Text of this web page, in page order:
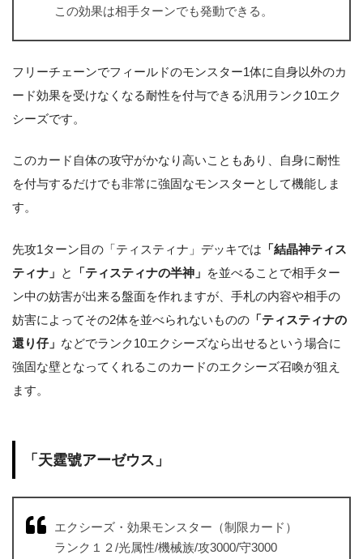
この効果は相手ターンでも発動できる。
フリーチェーンでフィールドのモンスター1体に自身以外のカ
ード効果を受けなくなる耐性を付与できる汎用ランク10エク
シーズです。
このカード自体の攻守がかなり高いこともあり、自身に耐性
を付与するだけでも非常に強固なモンスターとして機能しま
す。
先攻1ターン目の「ティスティナ」デッキでは 「結晶神ティス
ティナ」 と 「ティスティナの半神」 を並べることで相手ター
ン中の妨害が出来る盤面を作れますが、手札の内容や相手の
妨害によってその2体を並べられないものの 「ティスティナの
還り仔」 などでランク10エクシーズなら出せるという場合に
強固な壁となってくれるこのカードのエクシーズ召喚が狙え
ます。
「天霆號アーゼウス」
エクシーズ・効果モンスター（制限カード）
ランク１２/光属性/機械族/攻3000/守3000